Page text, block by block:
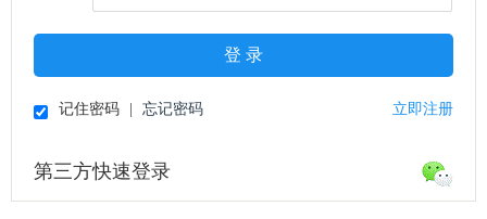
登 录
记住密码 忘记密码 立即注册
第三方快速登录